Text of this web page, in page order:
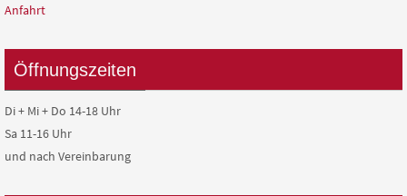
Anfahrt
Öffnungszeiten
Di + Mi + Do 14-18 Uhr
Sa 11-16 Uhr
und nach Vereinbarung